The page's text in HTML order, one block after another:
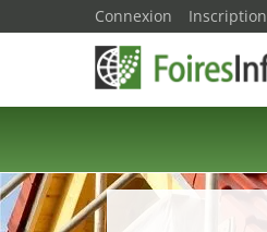
Connexion Inscription